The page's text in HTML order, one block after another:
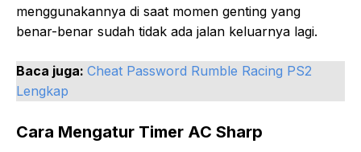
menggunakannya di saat momen genting yang
benar-benar sudah tidak ada jalan keluarnya lagi.
Baca juga: Cheat Password Rumble Racing PS2
Lengkap
Cara Mengatur Timer AC Sharp